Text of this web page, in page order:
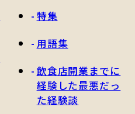
特集
用語集
飲食店開業までに
経験した最悪だっ
た経験談